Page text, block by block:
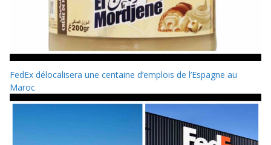
FedEx délocalisera une centaine d’emplois de l’Espagne au
Maroc